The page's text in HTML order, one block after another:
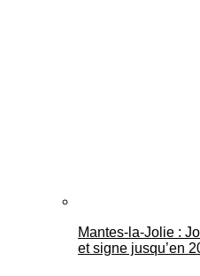
Mantes-la-Jolie :
et signe jusqu’en